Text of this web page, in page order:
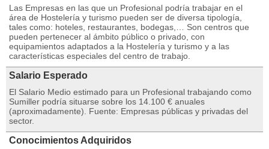
Las Empresas en las que un Profesional podría trabajar en el
área de Hostelería y turismo pueden ser de diversa tipología,
tales como: hoteles, restaurantes, bodegas,… Son centros que
pueden pertenecer al ámbito público o privado, con
equipamientos adaptados a la Hostelería y turismo y a las
características especiales del centro de trabajo.
Salario Esperado
El Salario Medio estimado para un Profesional trabajando como
Sumiller podría situarse sobre los 14.100 € anuales
(aproximadamente). Fuente: Empresas públicas y privadas del
sector.
Conocimientos Adquiridos